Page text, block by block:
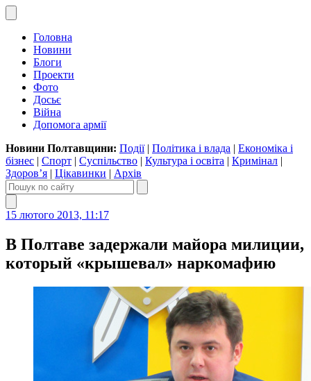
Головна
Новини
Блоги
Проекти
Фото
Досьє
Війна
Допомога армії
Новини Полтавщини: Події| Політика і влада | Економіка і
бізнес | Спорт | Суспільство | Культура і освіта | Кримінал |
Здоров’я | Цікавинки | Архів
15 лютого 2013, 11:17
В Полтаве задержали майора милиции,
который «крышевал» наркомафию